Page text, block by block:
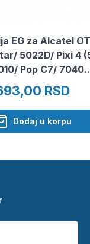
EG za Alcatel
5022D/ Pixi 4
Pop C7/
(1900 mAh)
RSD
Dodaj u korpu